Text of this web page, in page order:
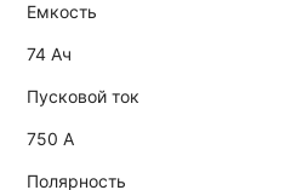
Емкость
74 Ач
Пусковой ток
750 А
Полярность